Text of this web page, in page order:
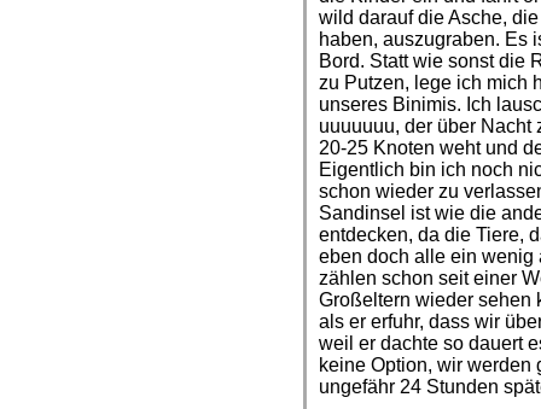
wild darauf die Asche,
haben, auszugraben. Es
Bord. Statt wie sonst die
zu Putzen, lege ich mich
unseres Binimis. Ich
uuuuuuu, der über Nacht
20-25 Knoten weht und
Eigentlich bin ich noch
schon wieder zu
Sandinsel ist wie die
entdecken, da die Tiere,
eben doch alle ein wenig
zählen schon seit einer
Großeltern wieder sehen
als er erfuhr, dass wir
weil er dachte so dauert
keine Option, wir werden
ungefähr 24 Stunden